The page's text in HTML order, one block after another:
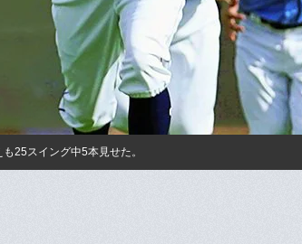
25スイング中5本見せた。